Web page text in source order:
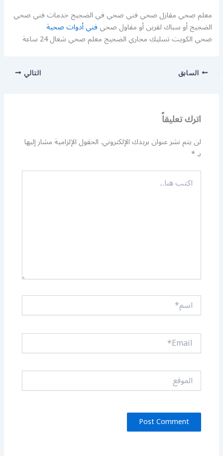
معلم صحي مقازل صحي فني صحي في الضجيج خدمات فني صحي
الضجيج أو سباك لقرين أو مقاول صحيفني أدوات صحية
صحي الكويت تسليك مجاري الضجيج معلم صحي شغال 24 ساعة
السابق التالي
اترك تعليقاً
لن يتم نشر عنوان بريدك الإلكتروني.الحقول الإلزامية مشار إليها
بـ*
اكتب
هنا...
اسم*
Email*
الموقع